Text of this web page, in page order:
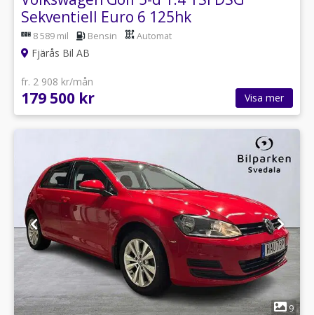
Sekventiell Euro 6 125hk
8 589 mil Bensin Automat
Fjärås Bil AB
fr. 2 908 kr/mån
179 500 kr Visa mer
1
9